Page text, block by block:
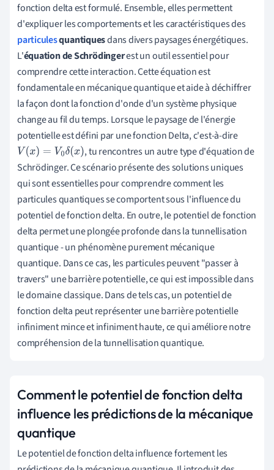
fonction delta est formulé. Ensemble, elles permettent
d'expliquer les comportements et les caractéristiques des
particulesquantiquesdans divers paysages énergétiques.
L'équation de Schrödingerest un outil essentiel pour
comprendre cette interaction. Cette équation est
fondamentale en mécanique quantique et aide à déchiffrer
la façon dont la fonction d'onde d'un système physique
change au fil du temps. Lorsque le paysage de l'énergie
potentielle est défini par une fonction Delta, c'est-à-dire
V(x)=V 0δ x)
, tu rencontres un autre type d'équation de
Schrödinger. Ce scénario présente des solutions uniques
qui sont essentielles pour comprendre comment les
particules quantiques se comportent sous l'influence du
potentiel de fonction delta. En outre, le potentiel de fonction
delta permet une plongée profonde dans la tunnellisation
quantique - un phénomène purement mécanique
quantique. Dans ce cas, les particules peuvent "passer à
travers" une barrière potentielle, ce qui est impossible dans
le domaine classique. Dans de tels cas, un potentiel de
fonction delta peut représenter une barrière potentielle
infiniment mince et infiniment haute, ce qui améliore notre
compréhension de la tunnellisation quantique.
Comment le potentiel de fonction delta
influence les prédictions de la mécanique
quantique
Le potentiel de fonction delta influence fortement les